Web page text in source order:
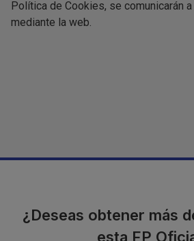
Política de Cookies, se comunicarán
mediante la web.
¿Deseas obtener más
esta FP